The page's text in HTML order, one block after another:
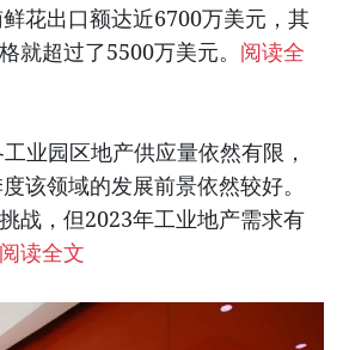
花出口额达近6700万美元，其
就超过了5500万美元。 阅读全
业园区地产供应量依然有限，
该领域的发展前景依然较好。
战，但2023年工业地产需求有
阅读全文